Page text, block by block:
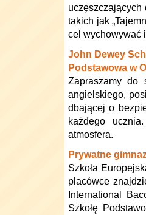
uczęszczających
takich jak
cel wychowywać
John Dewey
Podstawowa w
Zapraszamy do
angielskiego,
dbającej o
każdego
atmosfera.
Prywatne
Szkoła
placówce
International
Szkołę